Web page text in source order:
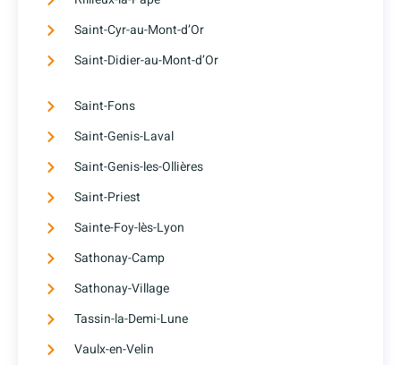
Saint-Cyr-au-Mont-d’Or
Saint-Didier-au-Mont-d’Or
Saint-Fons
Saint-Genis-Laval
Saint-Genis-les-Ollières
Saint-Priest
Sainte-Foy-lès-Lyon
Sathonay-Camp
Sathonay-Village
Tassin-la-Demi-Lune
Vaulx-en-Velin